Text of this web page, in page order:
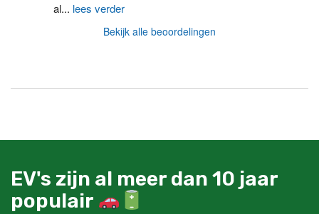
al... lees verder
Bekijk alle beoordelingen
EV's zijn al meer dan 10 jaar
populair